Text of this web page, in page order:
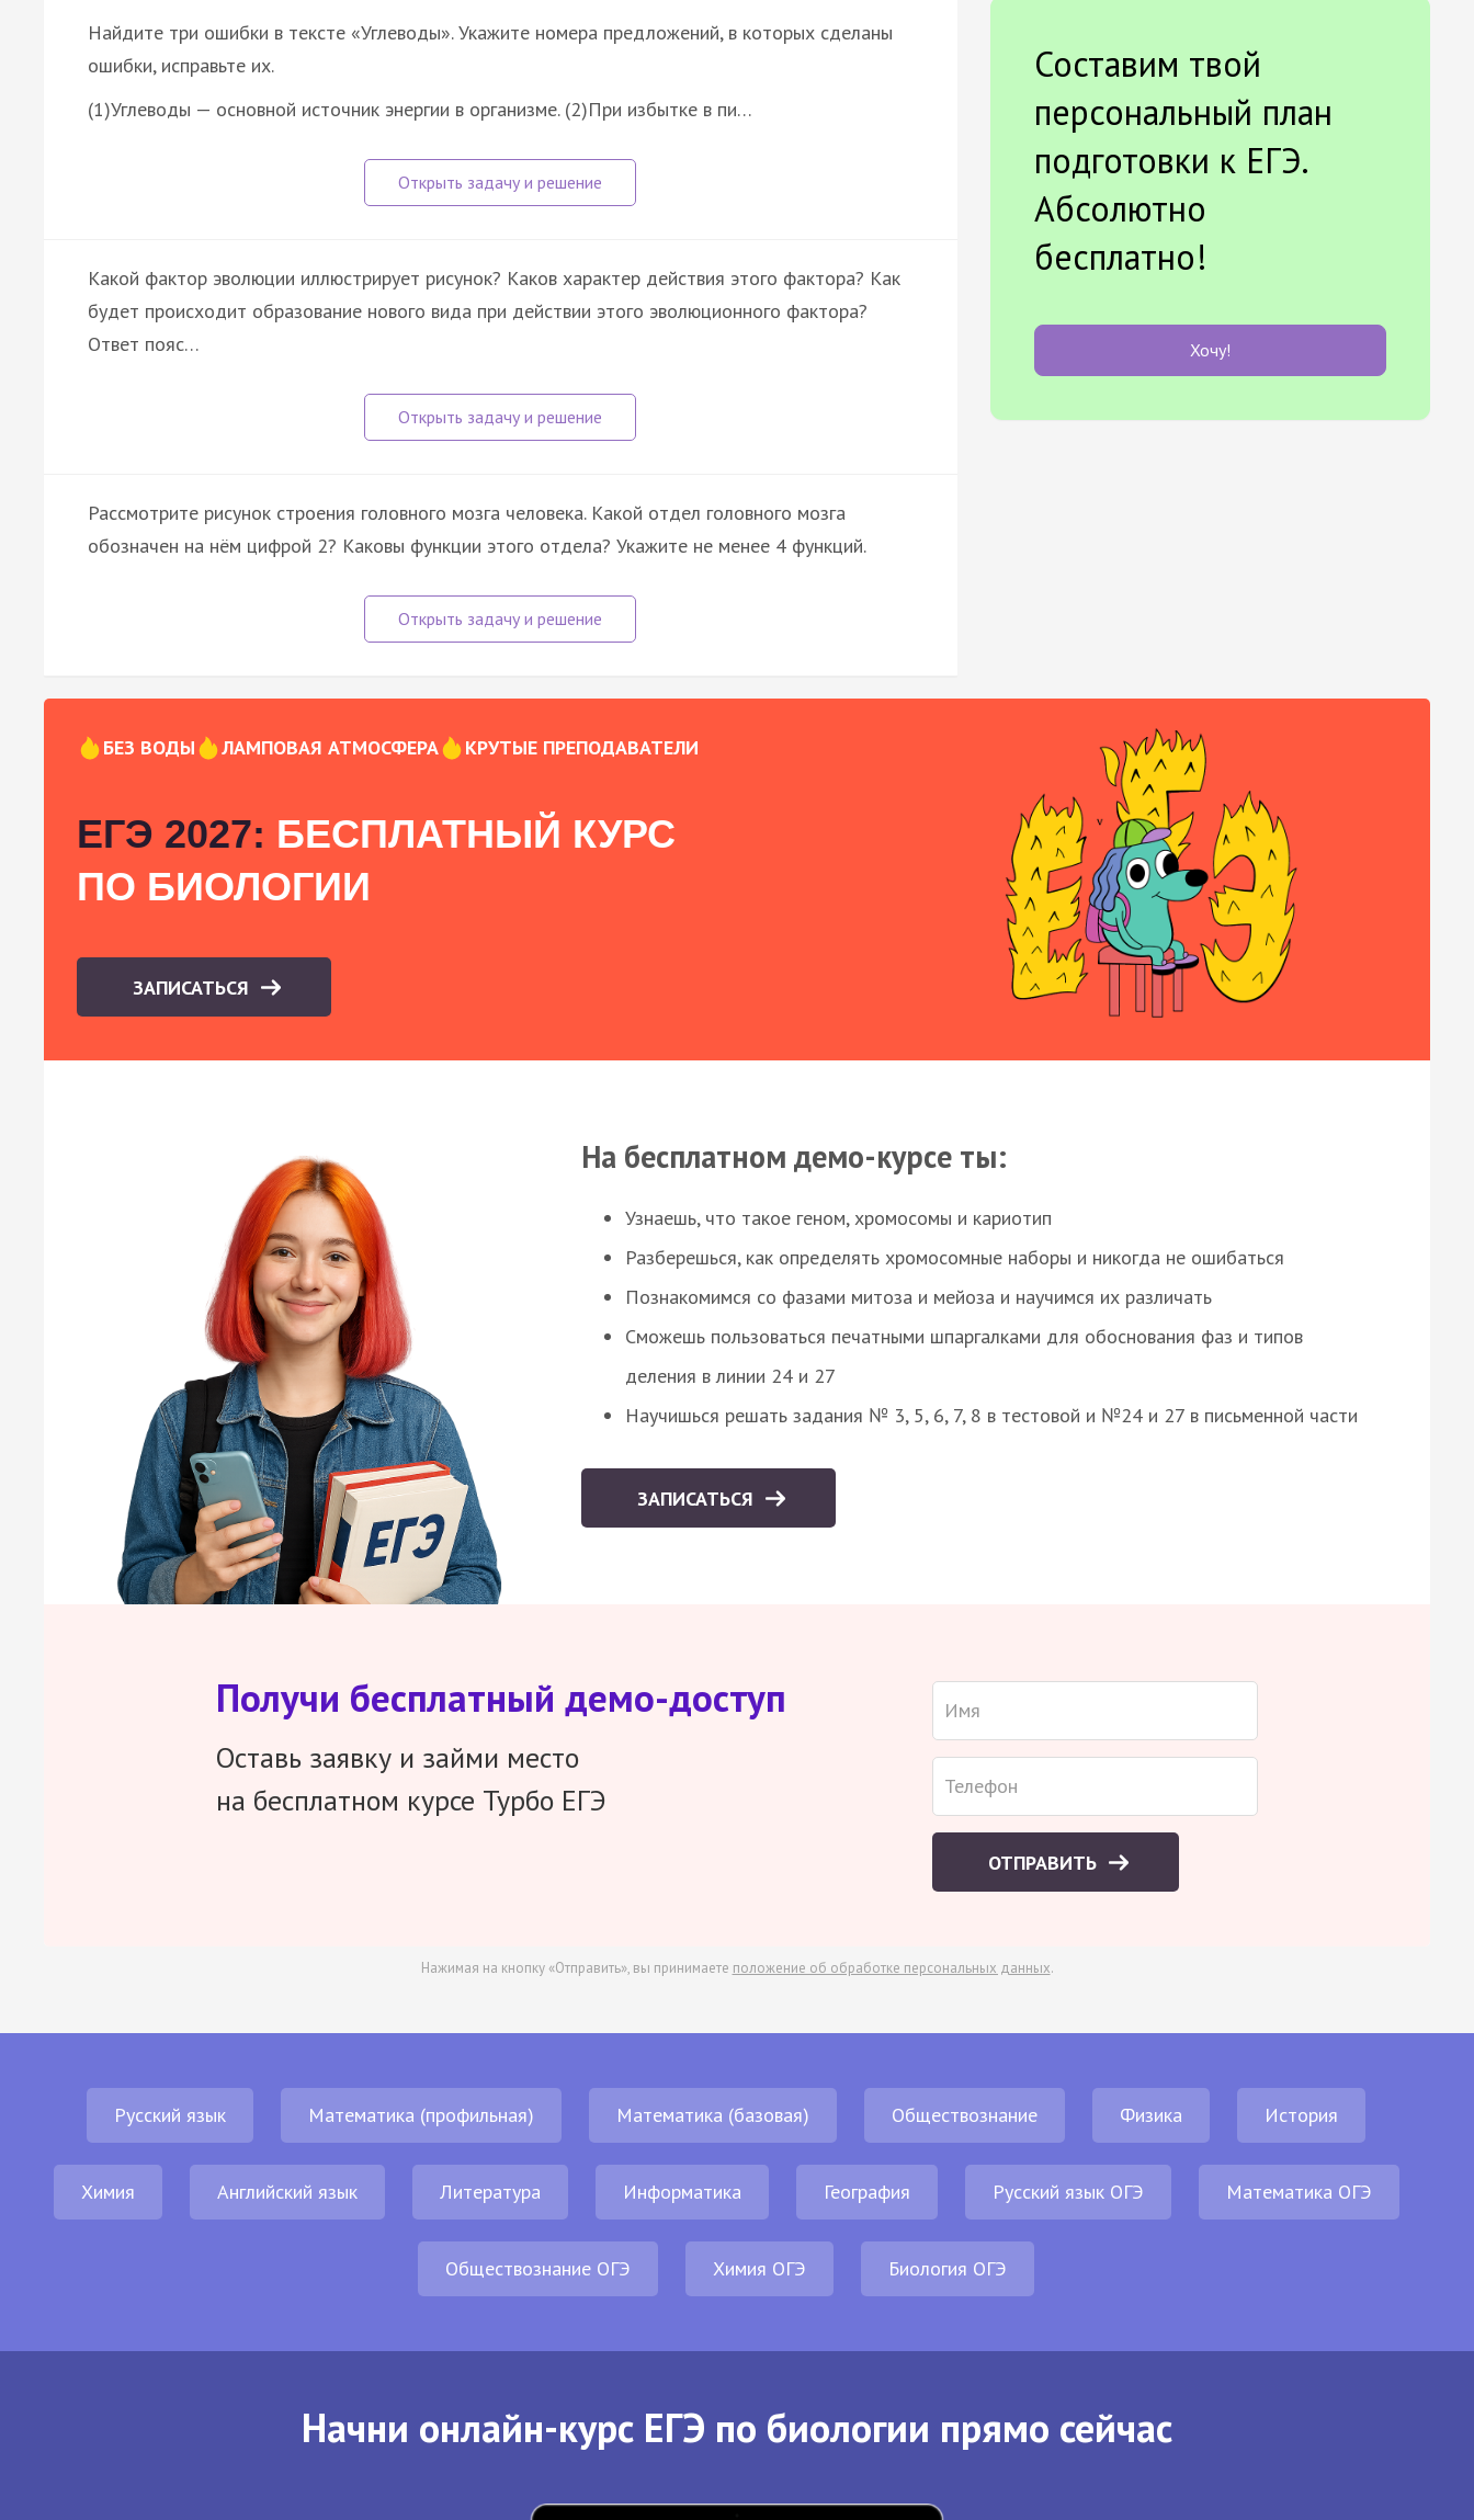
Найдите три ошибки в тексте «Углеводы». Укажите номера предложений, в которых сделаны
ошибки, исправьте их.
(1)Углеводы — основной источник энергии в организме. (2)При избытке в пи…
Какой фактор эволюции иллюстрирует рисунок? Каков характер действия этого фактора? Как
будет происходит образование нового вида при действии этого эволюционного фактора?
Ответ пояс…
Рассмотрите рисунок строения головного мозга человека. Какой отдел головного мозга
обозначен на нём цифрой 2? Каковы функции этого отдела? Укажите не менее 4 функций.
Составим твой
персональный план
подготовки к ЕГЭ.
Абсолютно
бесплатно!
Хочу!
БЕЗ ВОДЫ ЛАМПОВАЯ АТМОСФЕРА КРУТЫЕ ПРЕПОДАВАТЕЛИ
ЕГЭ 2027: БЕСПЛАТНЫЙ КУРС
ПО БИОЛОГИИ
ЗАПИСАТЬСЯ
На бесплатном демо-курсе ты:
Узнаешь, что такое геном, хромосомы и кариотип
Разберешься, как определять хромосомные наборы и никогда не ошибаться
Познакомимся со фазами митоза и мейоза и научимся их различать
Сможешь пользоваться печатными шпаргалками для обоснования фаз и типов
деления в линии 24 и 27
Научишься решать задания № 3, 5, 6, 7, 8 в тестовой и №24 и 27 в письменной части
ЗАПИСАТЬСЯ
Получи бесплатный демо-доступ
Оставь заявку и займи место
на бесплатном курсе Турбо ЕГЭ
ОТПРАВИТЬ
Нажимая на кнопку «Отправить», вы принимаете положение об обработке персональных данных.
Русский язык Математика (профильная) Математика (базовая) Обществознание Физика История
Химия Английский язык Литература Информатика География Русский язык ОГЭ Математика ОГЭ
Обществознание ОГЭ Химия ОГЭ Биология ОГЭ
Начни онлайн-курс ЕГЭ по биологии прямо сейчас